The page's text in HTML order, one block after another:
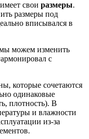
свои размеры.
размеры под
вписывался в
можем изменить
с
которые сочетаются
одинаковые
плотность). В
и влажности
из-за